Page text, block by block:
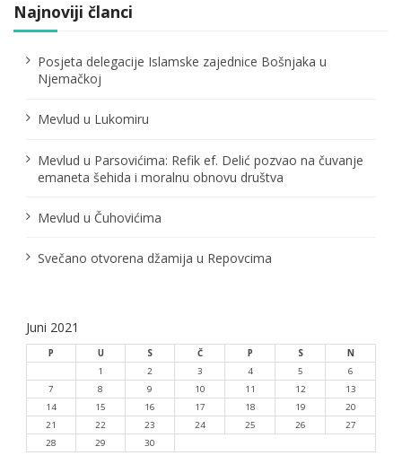
a
č
a
n
k
a
Najnoviji članci
Posjeta delegacije Islamske zajednice Bošnjaka u
Njemačkoj
Mevlud u Lukomiru
Mevlud u Parsovićima: Refik ef. Delić pozvao na čuvanje
emaneta šehida i moralnu obnovu društva
Mevlud u Čuhovićima
Svečano otvorena džamija u Repovcima
Juni 2021
P U S Č P S
N
1
2 3 4 5
6
7
8 9 10 11 12
13
14
15 16 17 18 19
20
21
22 23 24 25 26
27
28
29 30